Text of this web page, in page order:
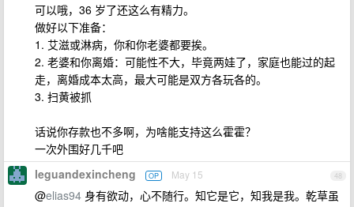
可以哦，36 岁了还这么有精力。
做好以下准备：
1. 艾滋或淋病，你和你老婆都要挨。
2. 老婆和你离婚：可能性不大，毕竟两娃了，家庭也能过的起
走，离婚成本太高，最大可能是双方各玩各的。
3. 扫黄被抓
话说你存款也不多啊，为啥能支持这么霍霍？
一次外围好几千吧
48
leguandexincheng OP May 15
@elias94 身有欲动，心不随行。知它是它，知我是我。乾草虽